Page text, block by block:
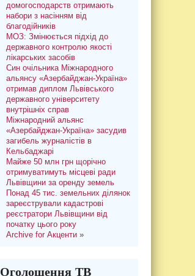
домогосподарств отримають
набори з насінням від
благодійників
МОЗ: Змінюється підхід до
державного контролю якості
лікарських засобів
Син очільника Міжнародного
альянсу «Азербайджан-Україна»
отримав диплом Львівського
державного університету
внутрішніх справ
Міжнародний альянс
«Азербайджан-Україна» засудив
загибель журналістів в
Кельбаджарі
Майже 50 млн грн щорічно
отримуватимуть місцеві ради
Львівщини за оренду земель
Понад 45 тис. земельних ділянок
зареєстрували кадастрові
реєстратори Львівщини від
початку цього року
Archive for Акценти»
Оголошення ТВ